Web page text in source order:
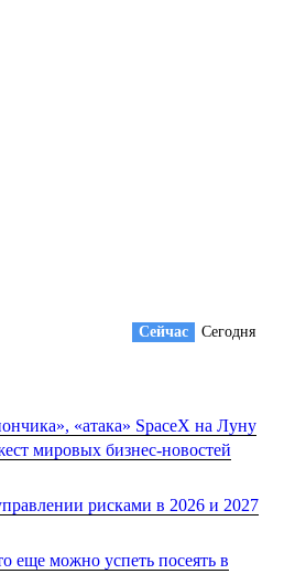
Сегодня
Cейчас
«атака» SpaceX на Луну
мировых бизнес-новостей
рисками в 2026 и 2027
еще можно успеть посеять в